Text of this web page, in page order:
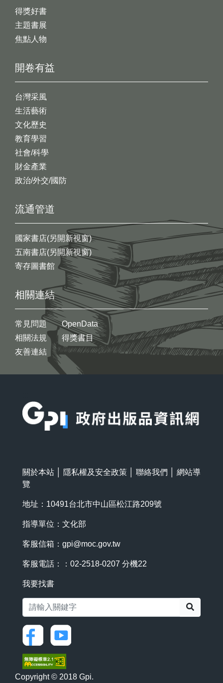
開卷有益
台灣采風
生活藝術
文化歷史
教育學習
社會/科學
財金產業
政治/外交/國防
得獎好書
主題書展
焦點人物
流通管道
國家書店(另開新視窗)
五南書店(另開新視窗)
寄存圖書館
相關連結
常見問題
相關法規
友善連結
OpenData
得獎書目
關於本站 隱私權及安全政策 聯絡我們
網站導
覽
地址：10491台北市中山區松江路209號
指導單位：文化部
客服信箱： gpi@moc.gov.tw
客服電話：：02-2518-0207 分機22
我要找書
Copyright © 2018 Gpi.